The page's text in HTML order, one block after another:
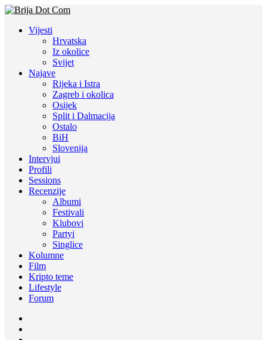
Vijesti
Hrvatska
Iz okolice
Svijet
Najave
Rijeka i Istra
Zagreb i okolica
Osijek
Split i Dalmacija
Ostalo
BiH
Slovenija
Intervjui
Profili
Sessions
Recenzije
Albumi
Festivali
Klubovi
Partyi
Singlice
Kolumne
Film
Kripto teme
Lifestyle
Forum